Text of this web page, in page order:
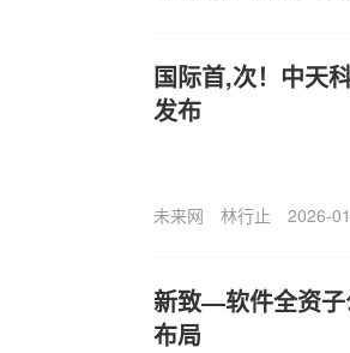
国际首,次！中天
发布
未来网 林行止 2026-
新致—软件全资子
布局